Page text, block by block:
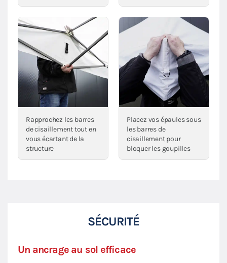
Rapprochez les barres
de cisaillement tout en
vous écartant de la
structure
Placez vos épaules sous
les barres de
cisaillement pour
bloquer les goupilles
SÉCURITÉ
Un ancrage au sol efficace